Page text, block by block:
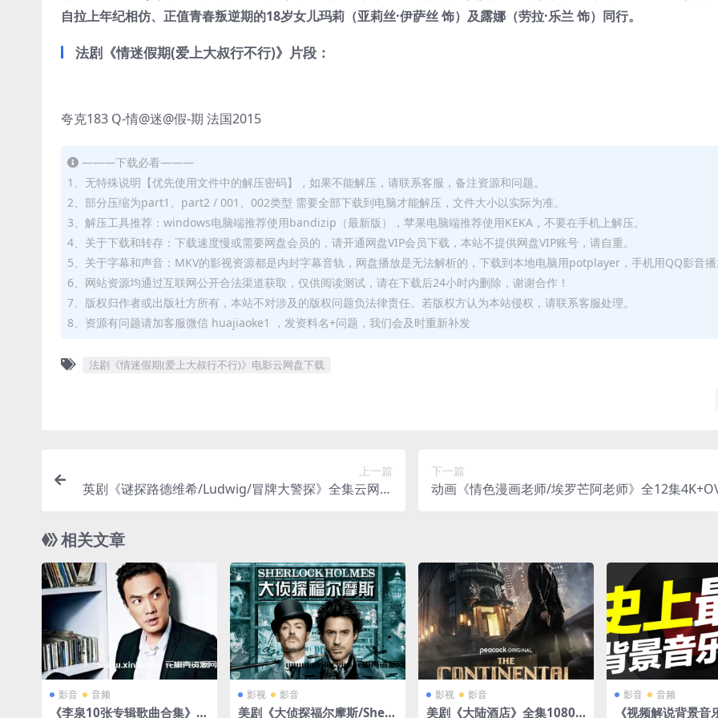
自拉上年纪相仿、正值青春叛逆期的18岁女儿玛莉（亚莉丝·伊萨丝 饰）及露娜（劳拉·乐兰 饰）同行。
法剧《情迷假期(爱上大叔行不行)》片段：
夸克183 Q-情@迷@假-期 法国2015
———下载必看———
1、无特殊说明【优先使用文件中的解压密码】，如果不能解压，请联系客服，备注资源和问题。
2、部分压缩为part1、part2 / 001、002类型 需要全部下载到电脑才能解压，文件大小以实际为准。
3、解压工具推荐：windows电脑端推荐使用bandizip（最新版），苹果电脑端推荐使用KEKA，不要在手机上解压。
4、关于下载和转存：下载速度慢或需要网盘会员的，请开通网盘VIP会员下载，本站不提供网盘VIP账号，请自重。
5、关于字幕和声音：MKV的影视资源都是内封字幕音轨，网盘播放是无法解析的，下载到本地电脑用potplayer，手机用QQ影音
6、网站资源均通过互联网公开合法渠道获取，仅供阅读测试，请在下载后24小时内删除，谢谢合作！
7、版权归作者或出版社方所有，本站不对涉及的版权问题负法律责任。若版权方认为本站侵权，请联系客服处理。
8、资源有问题请加客服微信 huajiaoke1 ，发资料名+问题，我们会及时重新补发
法剧《情迷假期(爱上大叔行不行)》电影云网盘下载
上一篇
英剧《谜探路德维希/Ludwig/冒牌大警探》全集云网盘
下一篇
动画《情色漫画老师/埃罗芒阿老师》全12集
相关文章
影音 音频
《李泉10张专辑歌曲合集》[F
影视 影音
美剧《大侦探福尔摩斯/Sherl
影视 影音
美剧《大陆酒店》全集1080P
影音 音频
《视频解说背景